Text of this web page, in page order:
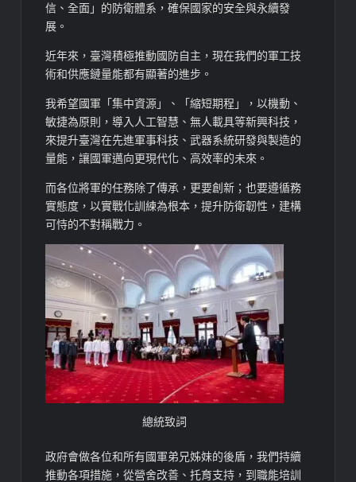
信、全面」的防衛體系，確保國家的安全與永續發
展。
近年來，臺灣積極推動國防自主，現在我們的軍工技
術和供應鏈量能都有顯著的進步。
我希望國軍「集中資源」、「縮短期程」，以機動、
敏捷為原則，導入人工智慧、無人載具等新興科技，
來提升臺灣在先進軍事科技、武器系統研發與製造的
量能，讓國軍邁向更現代化、高效率的未來。
而各位將軍的任務除了傳承，更要創新；也要遵循務
實態度，以實戰化訓練為根本，提升防衛韌性，建構
可恃的不對稱戰力。
總統致詞
政府會做各位和所有國軍弟兄姊妹的後盾，我們持續
推動各項措施，從營舍改善、托育支持，到職能培訓